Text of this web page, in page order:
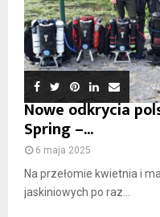
Nowe odkrycia
Spring –...
6 maja 2025
Na przełomie kwietnia i
jaskiniowych po raz...